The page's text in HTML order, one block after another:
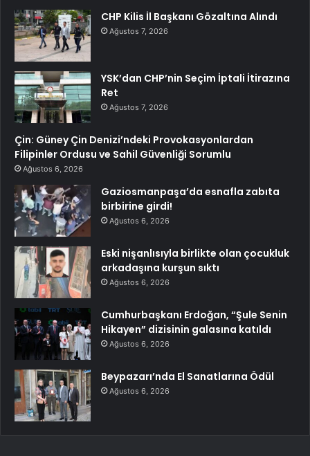
CHP Kilis İl Başkanı Gözaltına Alındı
Ağustos 7, 2026
YSK’dan CHP’nin Seçim İptali İtirazına
Ret
Ağustos 7, 2026
Çin: Güney Çin Denizi’ndeki Provokasyonlardan
Filipinler Ordusu ve Sahil Güvenliği Sorumlu
Ağustos 6, 2026
Gaziosmanpaşa’da esnafla zabıta
birbirine girdi!
Ağustos 6, 2026
Eski nişanlısıyla birlikte olan çocukluk
arkadaşına kurşun sıktı
Ağustos 6, 2026
Cumhurbaşkanı Erdoğan, “Şule Senin
Hikayen” dizisinin galasına katıldı
Ağustos 6, 2026
Beypazarı’nda El Sanatlarına Ödül
Ağustos 6, 2026